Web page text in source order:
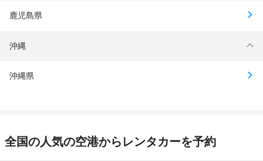
鹿児島県
沖縄
沖縄県
全国の人気の空港からレンタカーを予約